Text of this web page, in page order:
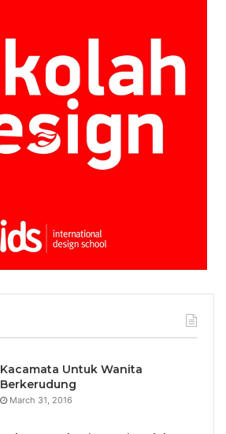
Kacamata Untuk Wanita
Berkerudung
March 31, 2016